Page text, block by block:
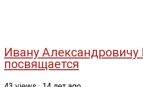
Ивану Александровичу
посвящается